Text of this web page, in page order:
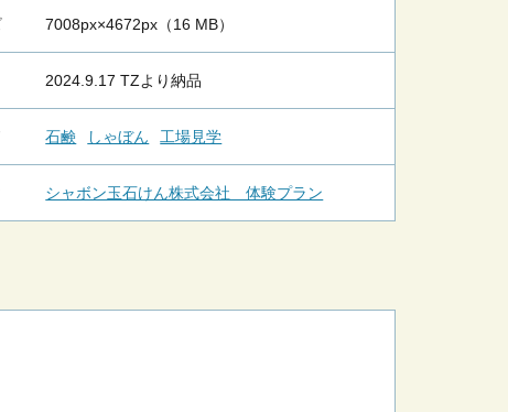
7008px×4672px（16 MB）
2024.9.17 TZより納品
石鹸 しゃぼん 工場見学
シャボン玉石けん株式会社 体験プラン